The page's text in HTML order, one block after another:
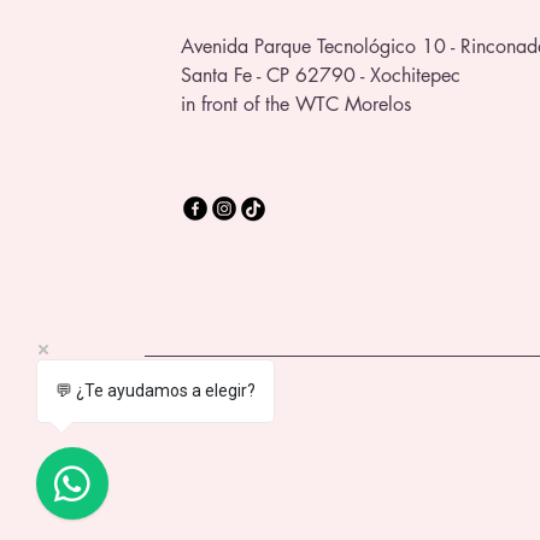
Avenida Parque Tecnológico 10 -
Santa Fe - CP 62790 - Xochitepec
in front of the WTC Morelos
💬 ¿Te ayudamos a elegir?